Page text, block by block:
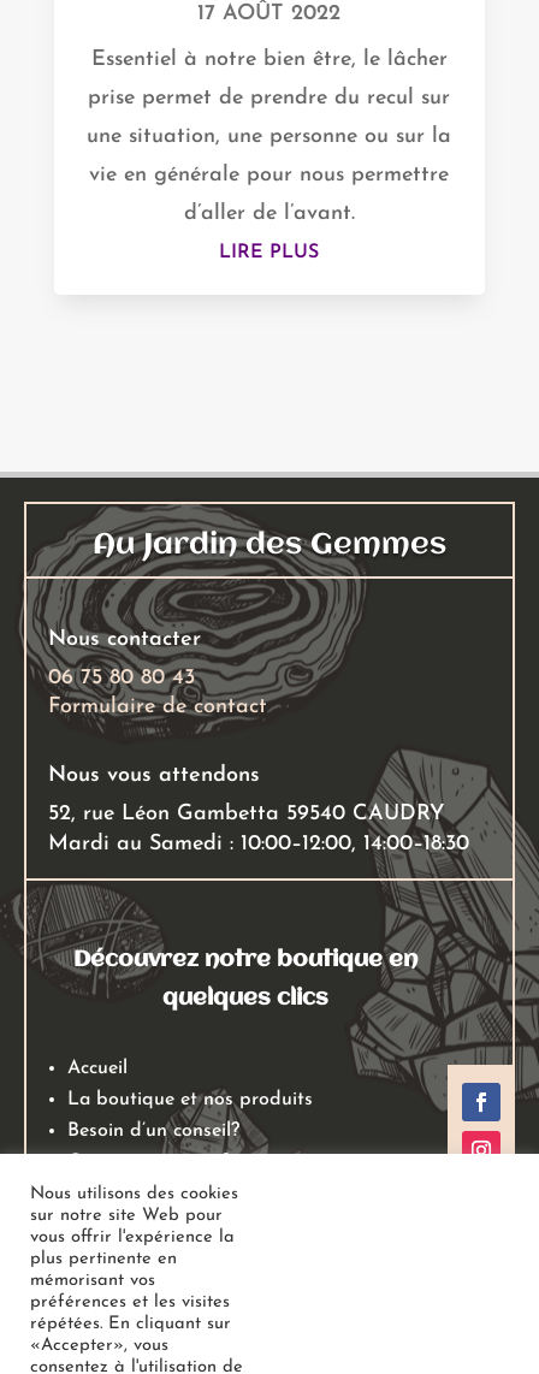
17 AOÛT 2022
Essentiel à notre bien être, le lâcher
prise permet de prendre du recul sur
une situation, une personne ou sur la
vie en générale pour nous permettre
d’aller de l’avant.
LIRE PLUS
Au Jardin des Gemmes
Nous contacter
06 75 80 80 43
Formulaire de contact
Nous vous attendons
52, rue Léon Gambetta 59540 CAUDRY
Mardi au Samedi : 10:00–12:00, 14:00–18:30
Découvrez notre boutique en
quelques clics
Accueil
La boutique et nos produits
Besoin d’un conseil?
Mentions légales
Conditions générales de ventes
Politiques de retours
Politique de confidentialité
Copyright Au Jardin des Gemmes
Nous utilisons des cookies
sur notre site Web pour
vous offrir l'expérience la
plus pertinente en
mémorisant vos
préférences et les visites
répétées. En cliquant sur
«Accepter», vous
consentez à l'utilisation de